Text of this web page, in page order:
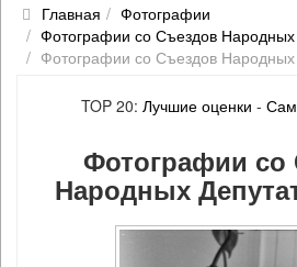
Главная
Фотографии
Фотографии со Съездов
Фотографии со Съездов
TOP 20: Лучшие оценки -
Фотографии со
Народных